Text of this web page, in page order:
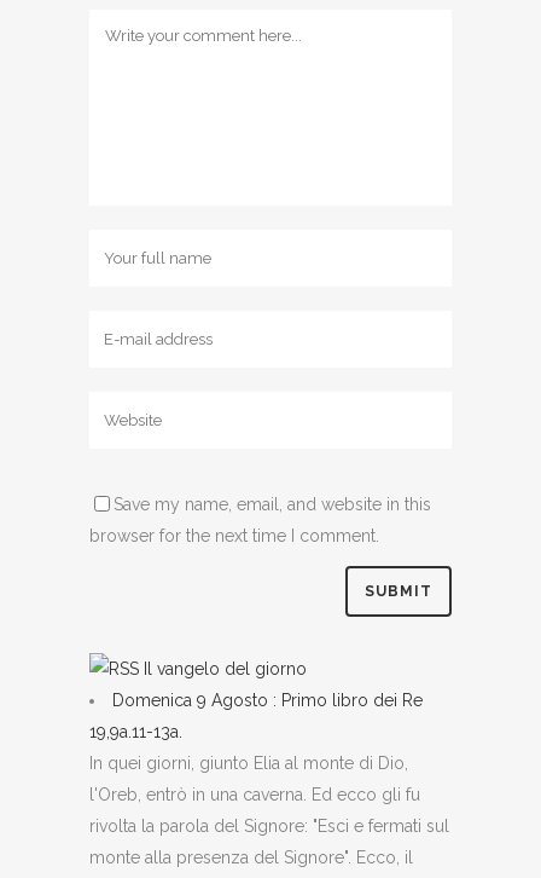
Save my name, email, and website in this
browser for the next time I comment.
Il vangelo del giorno
Domenica 9 Agosto : Primo libro dei Re
19,9a.11-13a.
In quei giorni, giunto Elia al monte di Dio,
l'Oreb, entrò in una caverna. Ed ecco gli fu
rivolta la parola del Signore: "Esci e fermati sul
monte alla presenza del Signore". Ecco, il